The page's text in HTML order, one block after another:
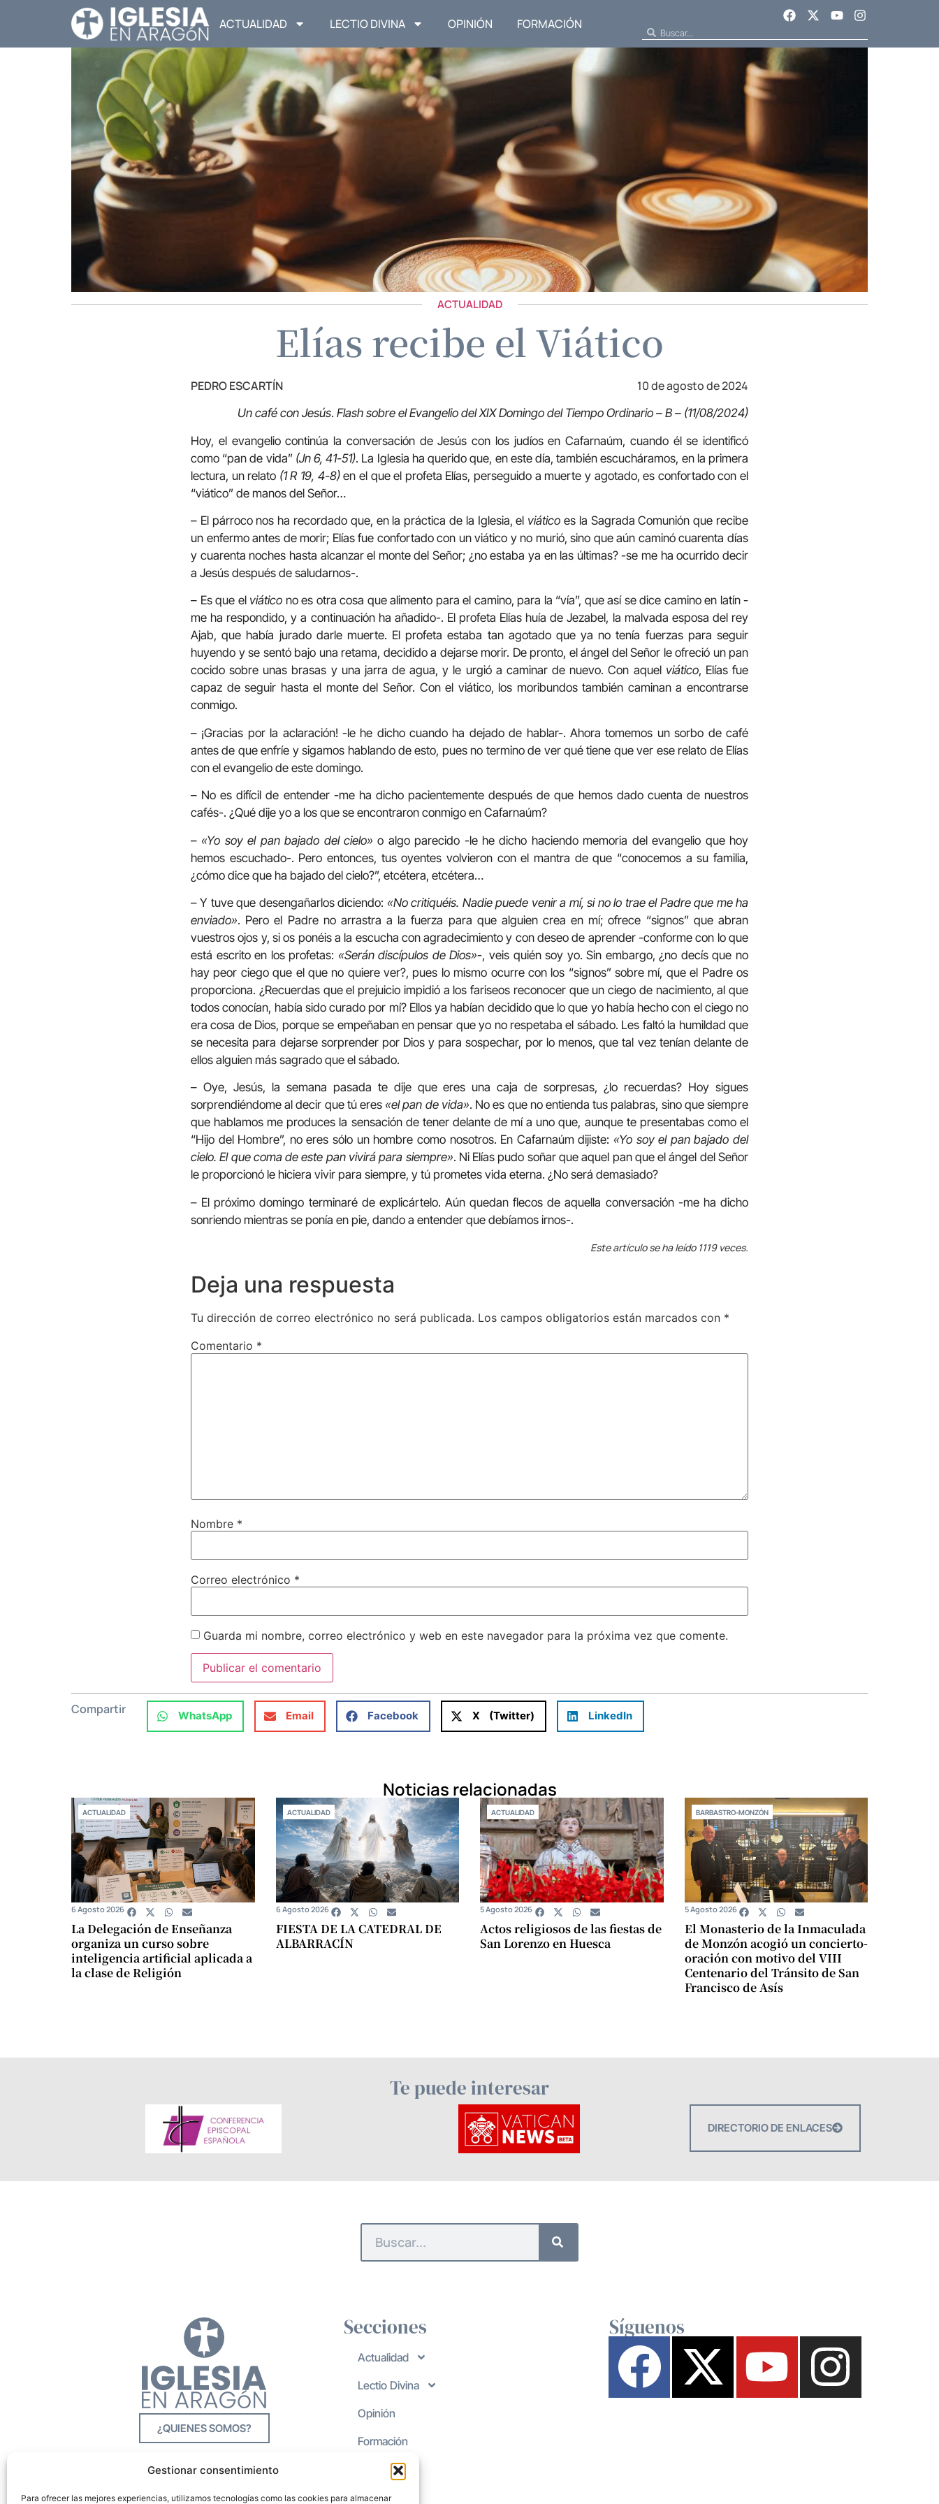
Gestionar consentimiento
Para ofrecer las mejores experiencias, utilizamos tecnologías como las cookies para almacenar
ACTUALIDAD LECTIO DIVINA OPINIÓN FORMACIÓN
ACTUALIDAD
Elías recibe el Viático
PEDRO ESCARTÍN 10 de agosto de 2024
Un café con Jesús. Flash sobre el Evangelio del XIX Domingo del Tiempo Ordinario – B – (11/08/2024)
Hoy, el evangelio continúa la conversación de Jesús con los judíos en Cafarnaúm, cuando él se identificó
como “pan de vida” (Jn 6, 41-51). La Iglesia ha querido que, en este día, también escucháramos, en la primera
lectura, un relato (1 R 19, 4-8)en el que el profeta Elías, perseguido a muerte y agotado, es confortado con el
“viático” de manos del Señor…
– El párroco nos ha recordado que, en la práctica de la Iglesia, el viático es la Sagrada Comunión que recibe
un enfermo antes de morir; Elías fue confortado con un viático y no murió, sino que aún caminó cuarenta días
y cuarenta noches hasta alcanzar el monte del Señor; ¿no estaba ya en las últimas? -se me ha ocurrido decir
a Jesús después de saludarnos-.
– Es que el viático no es otra cosa que alimento para el camino, para la “vía”, que así se dice camino en latín -
me ha respondido, y a continuación ha añadido-. El profeta Elías huía de Jezabel, la malvada esposa del rey
Ajab, que había jurado darle muerte. El profeta estaba tan agotado que ya no tenía fuerzas para seguir
huyendo y se sentó bajo una retama, decidido a dejarse morir. De pronto, el ángel del Señor le ofreció un pan
cocido sobre unas brasas y una jarra de agua, y le urgió a caminar de nuevo. Con aquel viático, Elías fue
capaz de seguir hasta el monte del Señor. Con el viático, los moribundos también caminan a encontrarse
conmigo.
– ¡Gracias por la aclaración! -le he dicho cuando ha dejado de hablar-. Ahora tomemos un sorbo de café
antes de que enfríe y sigamos hablando de esto, pues no termino de ver qué tiene que ver ese relato de Elías
con el evangelio de este domingo.
– No es difícil de entender -me ha dicho pacientemente después de que hemos dado cuenta de nuestros
cafés-. ¿Qué dije yo a los que se encontraron conmigo en Cafarnaúm?
– «Yo soy el pan bajado del cielo» o algo parecido -le he dicho haciendo memoria del evangelio que hoy
hemos escuchado-. Pero entonces, tus oyentes volvieron con el mantra de que “conocemos a su familia,
¿cómo dice que ha bajado del cielo?”, etcétera, etcétera…
– Y tuve que desengañarlos diciendo: «No critiquéis. Nadie puede venir a mí, si no lo trae el Padre que me ha
enviado». Pero el Padre no arrastra a la fuerza para que alguien crea en mí; ofrece “signos” que abran
vuestros ojos y, si os ponéis a la escucha con agradecimiento y con deseo de aprender -conforme con lo que
está escrito en los profetas: «Serán discípulos de Dios»-, veis quién soy yo. Sin embargo, ¿no decís que no
hay peor ciego que el que no quiere ver?, pues lo mismo ocurre con los “signos” sobre mí, que el Padre os
proporciona. ¿Recuerdas que el prejuicio impidió a los fariseos reconocer que un ciego de nacimiento, al que
todos conocían, había sido curado por mí? Ellos ya habían decidido que lo que yo había hecho con el ciego no
era cosa de Dios, porque se empeñaban en pensar que yo no respetaba el sábado. Les faltó la humildad que
se necesita para dejarse sorprender por Dios y para sospechar, por lo menos, que tal vez tenían delante de
ellos alguien más sagrado que el sábado.
– Oye, Jesús, la semana pasada te dije que eres una caja de sorpresas, ¿lo recuerdas? Hoy sigues
sorprendiéndome al decir que tú eres «el pan de vida». No es que no entienda tus palabras, sino que siempre
que hablamos me produces la sensación de tener delante de mí a uno que, aunque te presentabas como el
“Hijo del Hombre”, no eres sólo un hombre como nosotros. En Cafarnaúm dijiste: «Yo soy el pan bajado del
cielo. El que coma de este pan vivirá para siempre». Ni Elías pudo soñar que aquel pan que el ángel del Señor
le proporcionó le hiciera vivir para siempre, y tú prometes vida eterna. ¿No será demasiado?
– El próximo domingo terminaré de explicártelo. Aún quedan flecos de aquella conversación -me ha dicho
sonriendo mientras se ponía en pie, dando a entender que debíamos irnos-.
Este artículo se ha leído 1119 veces.
Deja una respuesta
Tu dirección de correo electrónico no será publicada. Los campos obligatorios están marcados con *
Comentario *
Nombre *
Correo electrónico *
Guarda mi nombre, correo electrónico y web en este navegador para la próxima vez que comente.
Compartir WhatsApp Email Facebook X (Twitter) LinkedIn
Noticias relacionadas
ACTUALIDAD
La Delegación de Enseñanza
organiza un curso sobre
inteligencia artificial aplicada a
la clase de Religión
6 Agosto 2026
ACTUALIDAD
FIESTA DE LA CATEDRAL DE
ALBARRACÍN
6 Agosto 2026
ACTUALIDAD
Actos religiosos de las fiestas de
San Lorenzo en Huesca
5 Agosto 2026
BARBASTRO-MONZÓN
El Monasterio de la Inmaculada
de Monzón acogió un concierto-
oración con motivo del VIII
Centenario del Tránsito de San
Francisco de Asís
5 Agosto 2026
Te puede interesar
DIRECTORIO DE ENLACES
¿QUIENES SOMOS?
Secciones
Actualidad
Lectio Divina
Opinión
Formación
Síguenos